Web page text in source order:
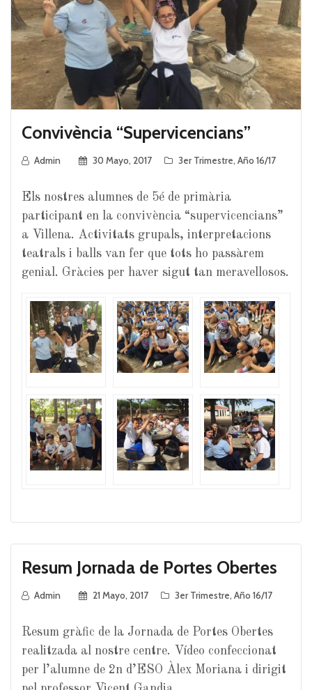
Convivència “Supervicencians”
Admin 30 Mayo, 2017 3er Trimestre, Año 16/17
Els nostres alumnes de 5é de primària
participant en la convivència “supervicencians”
a Villena. Activitats grupals, interpretacions
teatrals i balls van fer que tots ho passàrem
genial. Gràcies per haver sigut tan meravellosos.
Resum Jornada de Portes Obertes
Admin 21 Mayo, 2017 3er Trimestre, Año 16/17
Resum gràfic de la Jornada de Portes Obertes
realitzada al nostre centre. Vídeo confeccionat
per l’alumne de 2n d’ESO Àlex Moriana i dirigit